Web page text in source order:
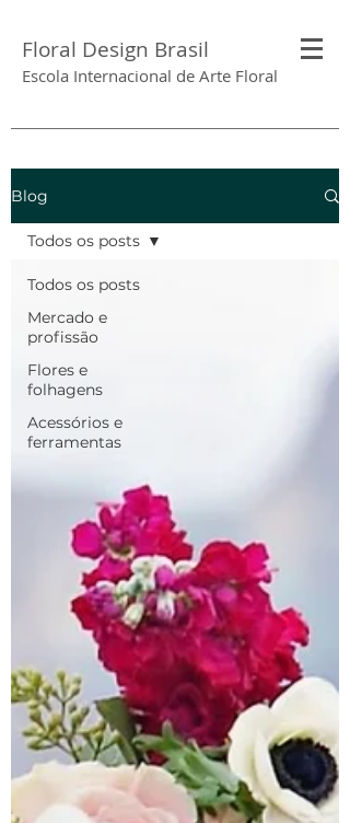
Floral Design Brasil
Escola Internacional de Arte Floral
Blog
Todos os posts
Mercado e
profissão
Flores e
folhagens
Acessórios e
ferramentas
Todos os posts